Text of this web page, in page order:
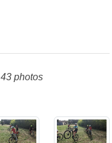
43 photos